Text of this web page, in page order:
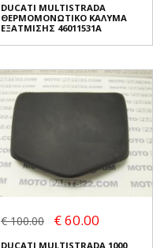
DUCATI MULTISTRADA
ΘΕΡΜΟΜΟΝΩΤΙΚΟ ΚΑΛΥΜΑ
ΕΞΑΤΜΙΣΗΣ 46011531A
€ 100.00 € 60.00
DUCATI MULTISTRADA 1000